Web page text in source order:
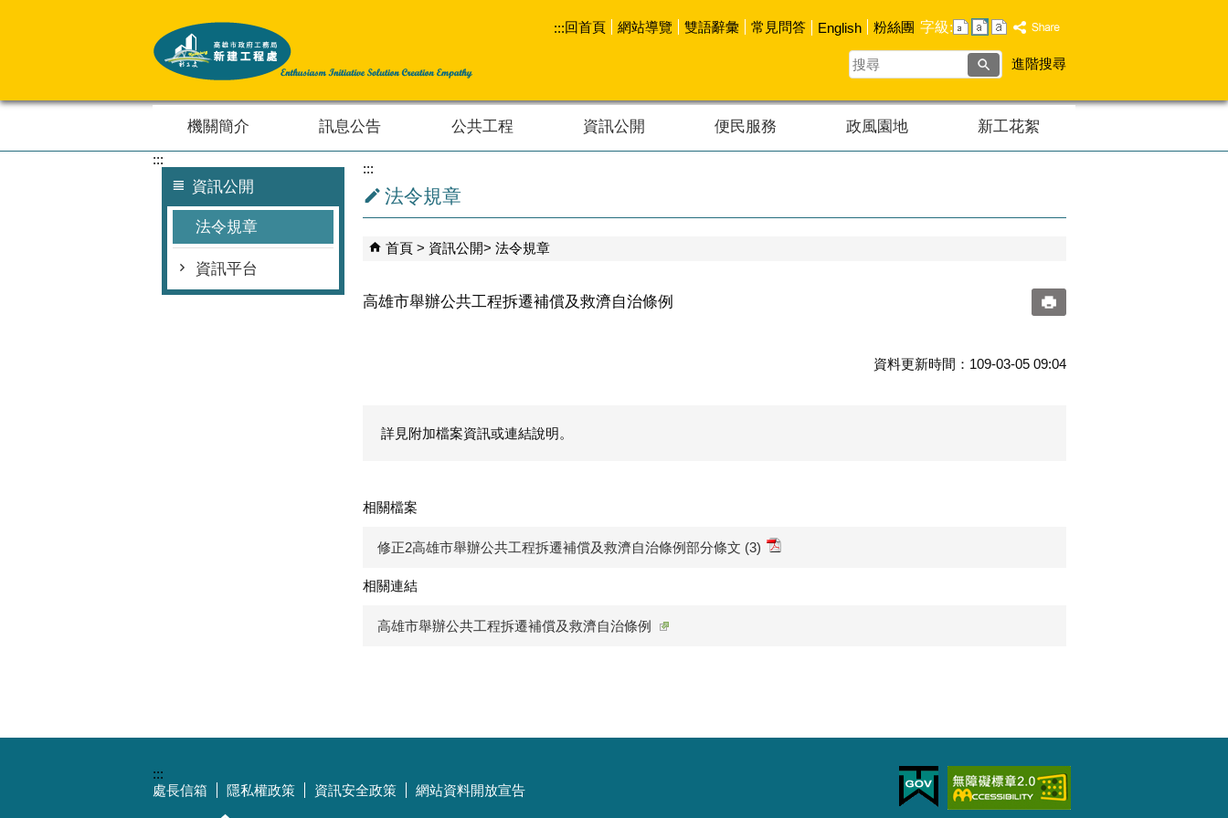
:::回首頁 網站導覽 雙語辭彙 常見問答 English 粉絲團 字級:
搜
尋
進階搜尋
機關簡介 訊息公告 公共工程 資訊公開 便民服務 政風園地 新工花絮
:::
資訊公開
法令規章
資訊平台
:::
法令規章
首頁 資訊公開 法令規章
高雄市舉辦公共工程拆遷補償及救濟自治條例
資料更新時間：109-03-05 09:04
詳見附加檔案資訊或連結說明。
相關檔案
修正2高雄市舉辦公共工程拆遷補償及救濟自治條例部分條文 (3)
相關連結
高雄市舉辦公共工程拆遷補償及救濟自治條例
:::
處長信箱
隱私權政策 資訊安全政策 網站資料開放宣告